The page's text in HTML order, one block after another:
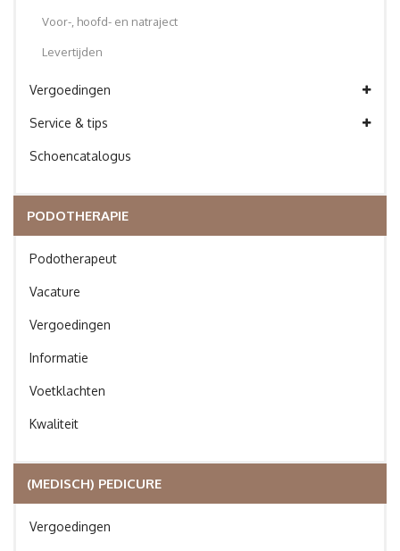
Voor-, hoofd- en natraject
Levertijden
Vergoedingen
Service & tips
Schoencatalogus
PODOTHERAPIE
Podotherapeut
Vacature
Vergoedingen
Informatie
Voetklachten
Kwaliteit
(MEDISCH) PEDICURE
Vergoedingen